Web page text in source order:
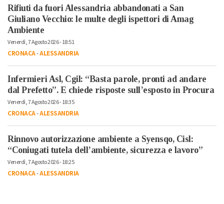
Rifiuti da fuori Alessandria abbandonati a San
Giuliano Vecchio: le multe degli ispettori di Amag
Ambiente
Venerdì, 7 Agosto 2026 - 18:51
CRONACA-ALESSANDRIA
Infermieri Asl, Cgil: “Basta parole, pronti ad andare
dal Prefetto”. E chiede risposte sull’esposto in Procura
Venerdì, 7 Agosto 2026 - 18:35
CRONACA-ALESSANDRIA
Rinnovo autorizzazione ambiente a Syensqo, Cisl:
“Coniugati tutela dell’ambiente, sicurezza e lavoro”
Venerdì, 7 Agosto 2026 - 18:25
CRONACA-ALESSANDRIA